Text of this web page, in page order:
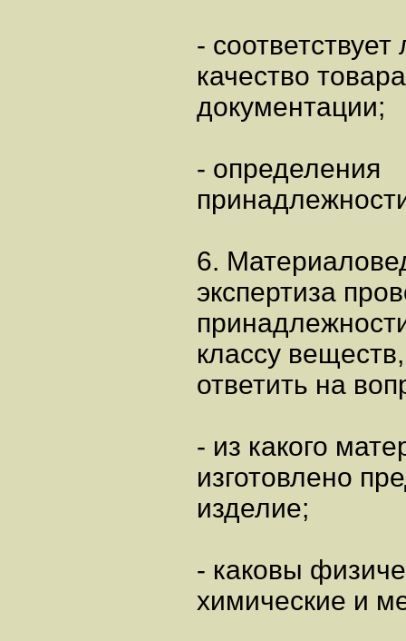
- соответствует
качество
документации;
- определения
6.
экспертиза
классу
ответить на
- из какого
изготовлено
изделие;
- каковы
химические и